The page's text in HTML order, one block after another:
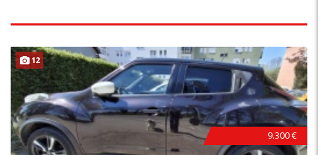
12
9.300 €